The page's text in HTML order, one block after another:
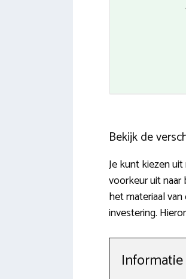
Bekijk de
Je kunt kiezen
voorkeur uit
het materiaal
investering.